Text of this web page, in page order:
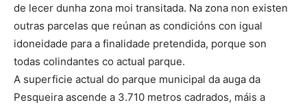
de lecer dunha zona moi transitada. Na zona non existen
outras parcelas que reúnan as condicións con igual
idoneidade para a finalidade pretendida, porque son
todas colindantes co actual parque.
A superficie actual do parque municipal da auga da
Pesqueira ascende a 3.710 metros cadrados, máis a